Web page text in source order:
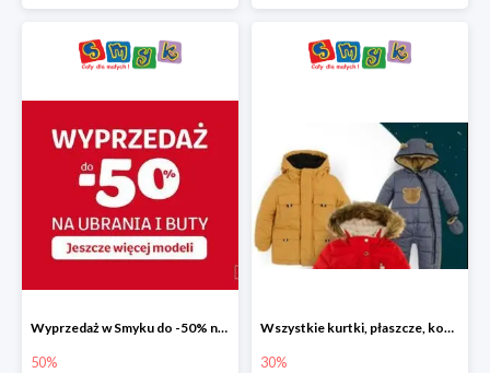
Wyprzedaż w Smyku do -50% na ubrania i buty
50%
Wszystkie kurtki, płaszcze, kombinezony i spodnie narciarskie -30%
30%